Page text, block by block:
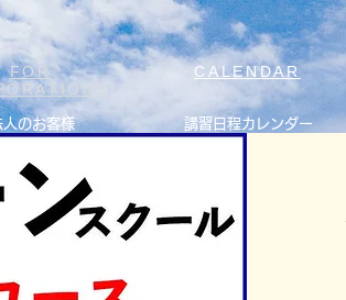
FOR
CALENDAR
人のお客様 講習日程カレンダー